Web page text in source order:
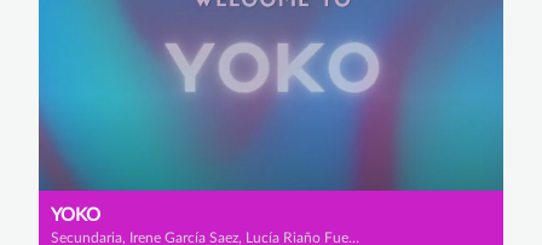
YOKO
Secundaria, Irene García Saez, Lucía Riaño Fuente y Paula Sedano Dorao